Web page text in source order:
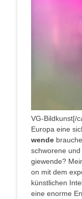
VG-Bildkunst[/
Euro­pa eine
wen­de
schwo­re­ne
gie­wen­de?
on mit dem
künst­li­chen
eine enor­me